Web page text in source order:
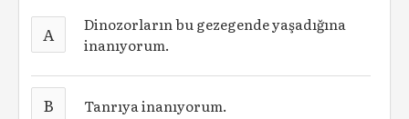
A
Dinozorların bu gezegende yaşadığına
inanıyorum.
B Tanrıya inanıyorum.